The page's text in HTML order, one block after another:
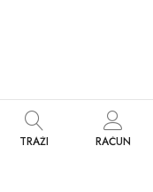
TRAŽI RAČUN